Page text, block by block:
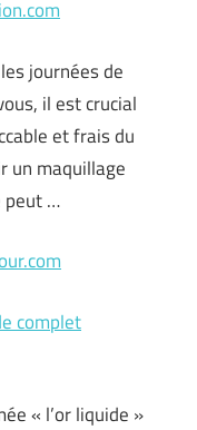
journées de
il est crucial
et frais du
un maquillage
peut …
complet
« l’or liquide »